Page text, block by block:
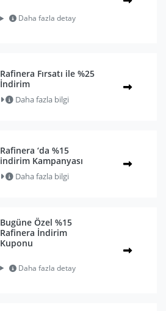
Daha fazla detay
Rafinera Fırsatı ile %25
İndirim
Daha fazla bilgi
Rafinera ‘da %15
indirim Kampanyası
Daha fazla bilgi
Bugüne Özel %15
Rafinera İndirim
Kuponu
Daha fazla detay